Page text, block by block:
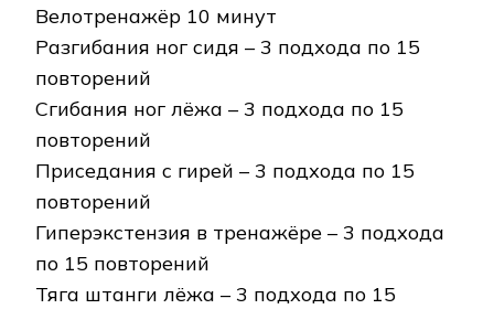
Велотренажёр 10 минут
Разгибания ног сидя – 3 подхода по 15
повторений
Сгибания ног лёжа – 3 подхода по 15
повторений
Приседания с гирей – 3 подхода по 15
повторений
Гиперэкстензия в тренажёре – 3 подхода
по 15 повторений
Тяга штанги лёжа – 3 подхода по 15